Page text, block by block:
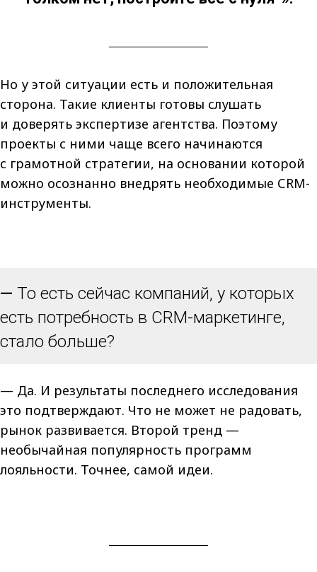
Но у этой ситуации есть и положительная
сторона. Такие клиенты готовы слушать
и доверять экспертизе агентства. Поэтому
проекты с ними чаще всего начинаются
с грамотной стратегии, на основании которой
можно осознанно внедрять необходимые СRM-
инструменты.
— То есть сейчас компаний, у которых
есть потребность в CRM-маркетинге,
стало больше?
— Да. И результаты последнего исследования
это подтверждают. Что не может не радовать,
рынок развивается. Второй тренд —
необычайная популярность программ
лояльности. Точнее, самой идеи.